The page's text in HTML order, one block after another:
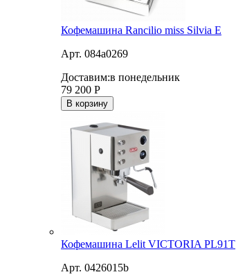
Кофемашина Rancilio miss Silvia E
Арт. 084a0269
Доставим:в понедельник
79 200 Р
В корзину
Кофемашина Lelit VICTORIA PL91T
Арт. 0426015b